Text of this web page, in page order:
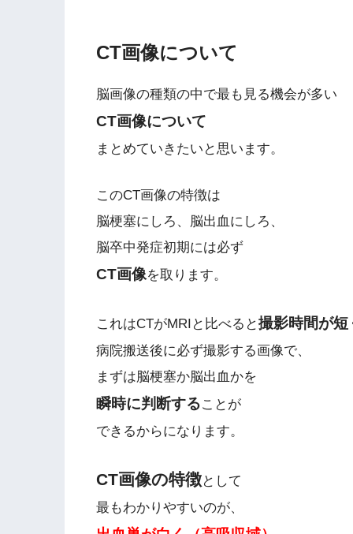
CT画像について
脳画像の種類の中で最も見る機会が多い
CT画像について
まとめていきたいと思います。
このCT画像の特徴は
脳梗塞にしろ、脳出血にしろ、
脳卒中発症初期には必ず
CT画像を取ります。
これはCTがMRIと比べると撮影時間が短
病院搬送後に必ず撮影する画像で、
まずは脳梗塞か脳出血かを
瞬時に判断することが
できるからになります。
CT画像の特徴として
最もわかりやすいのが、